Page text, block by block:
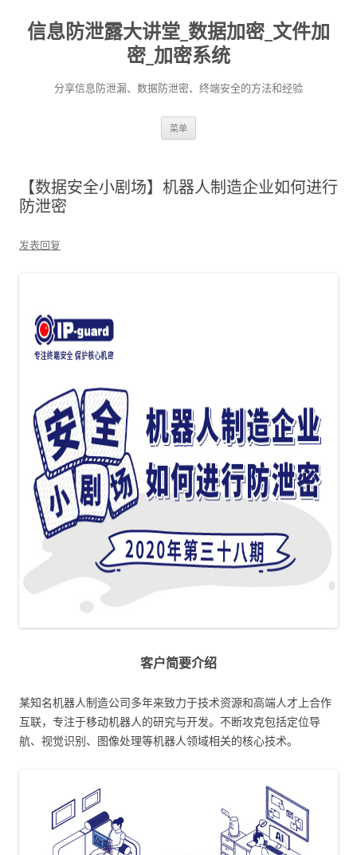
信息防泄露大讲堂_数据加密_文件加
密_加密系统
分享信息防泄漏、数据防泄密、终端安全的方法和经验
菜单
【数据安全小剧场】机器人制造企业如何进行
防泄密
发表回复
客户简要介绍
某知名机器人制造公司多年来致力于技术资源和高端人才上合作
互联，专注于移动机器人的研究与开发。不断攻克包括定位导
航、视觉识别、图像处理等机器人领域相关的核心技术。